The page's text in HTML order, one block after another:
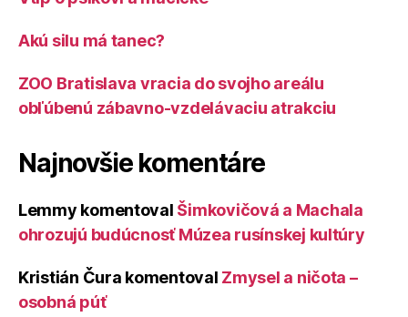
Akú silu má tanec?
ZOO Bratislava vracia do svojho areálu
obľúbenú zábavno-vzdelávaciu atrakciu
Najnovšie komentáre
Lemmy komentoval Šimkovičová a Machala
ohrozujú budúcnosť Múzea rusínskej kultúry
Kristián Čura komentoval Zmysel a ničota –
osobná púť